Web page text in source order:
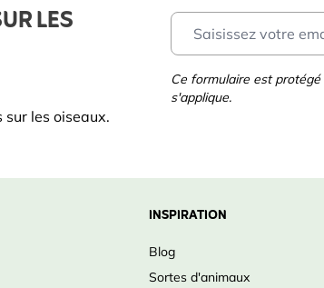
LES
les oiseaux.
Ce formulaire est
s'applique.
INSPIRATION
Blog
Sortes d'animaux